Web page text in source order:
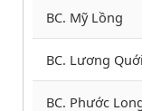
BC. Mỹ Lồng
BC. Lương Quới
BC. Phước